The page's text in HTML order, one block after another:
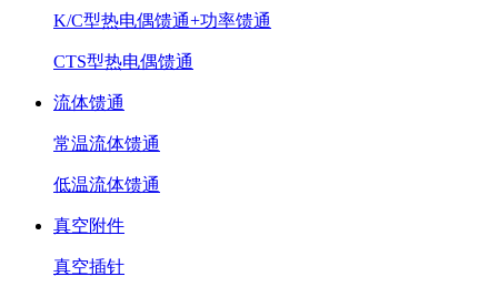
K/C型热电偶馈通+功率馈通
CTS型热电偶馈通
流体馈通
常温流体馈通
低温流体馈通
真空附件
真空插针